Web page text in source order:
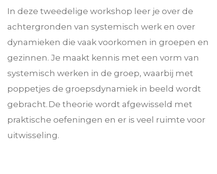
In deze tweedelige workshop leer je over de
achtergronden van systemisch werk en over
dynamieken die vaak voorkomen in groepen en
gezinnen. Je maakt kennis met een vorm van
systemisch werken in de groep, waarbij met
poppetjes de groepsdynamiek in beeld wordt
gebracht. De theorie wordt afgewisseld met
praktische oefeningen en er is veel ruimte voor
uitwisseling.